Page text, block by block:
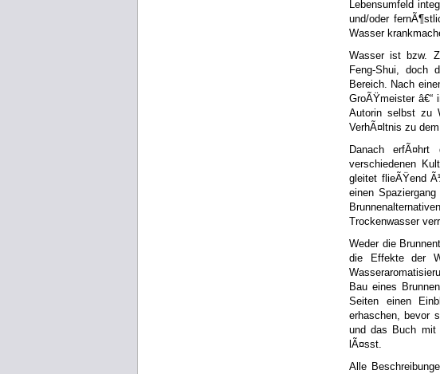
Lebensumfeld
und/oder
Wasser
Wasser ist bzw.
Feng-Shui, doch
Bereich. Nach
GroÃŸmeister
Autorin selbst zu
VerhÃ¤ltnis zu
Danach
verschiedenen
gleitet flieÃŸend
einen
Trockenwasser
Weder die
die Effekte der
Bau eines
Seiten einen
erhaschen, bevor
und das Buch mit
lÃ¤sst.
Alle